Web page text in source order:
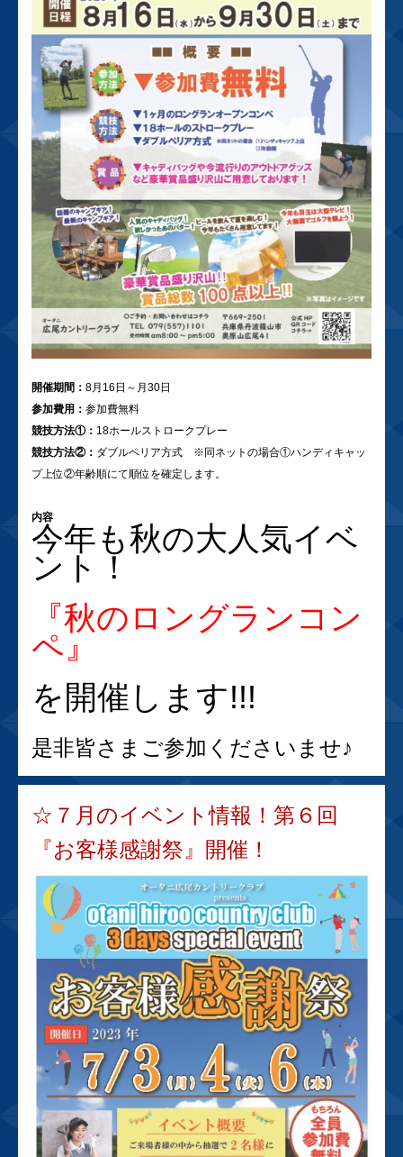
開催期間： 8月16日～月30日
参加費用： 参加費無料
競技方法①： 18ホールストロークプレー
競技方法②： ダブルペリア方式 ※同ネットの場合①ハンディキャッ
プ上位②年齢順にて順位を確定します。
内容
今年も秋の大人気イベ
ント！
『秋のロングランコン
ペ』
を開催します!!!
是非皆さまご参加くださいませ♪
☆７月のイベント情報！第６回
『お客様感謝祭』開催！